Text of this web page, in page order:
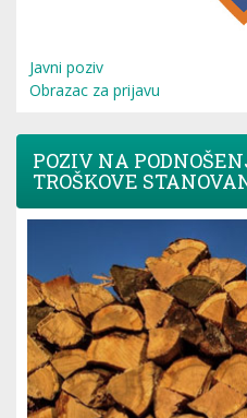
Javni poziv
Obrazac za prijavu
POZIV NA
TROŠKOVE